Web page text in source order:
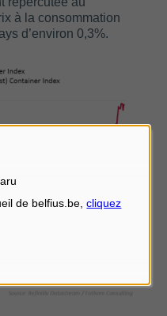
à la consommation
d’environ 0,3%.